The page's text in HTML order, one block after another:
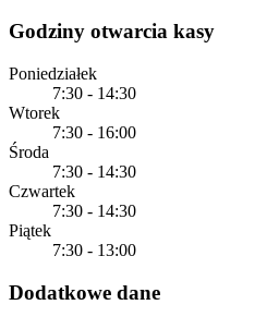
Godziny otwarcia kasy
Poniedziałek
7:30 - 14:30
Wtorek
7:30 - 16:00
Środa
7:30 - 14:30
Czwartek
7:30 - 14:30
Piątek
7:30 - 13:00
Dodatkowe dane